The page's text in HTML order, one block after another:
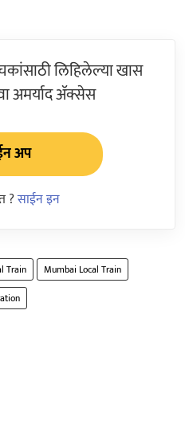
लिहिलेल्या खास
अमर्याद ॲक्सेस
अप
?साईन इन
Train
Mumbai Local Train